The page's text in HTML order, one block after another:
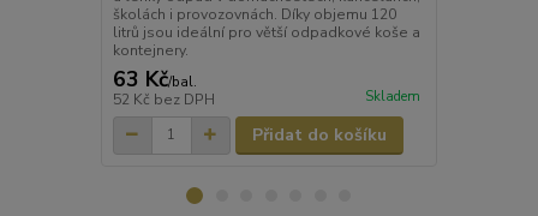
školách i provozovnách. Díky objemu 120
litrů jsou ideální pro větší odpadkové koše a
kontejnery.
63 Kč/bal.
52 Kč bez DPH Skladem
Přidat do košíku